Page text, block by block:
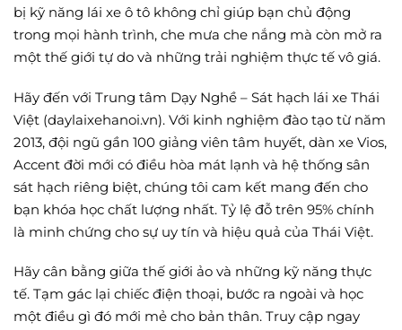
bị kỹ năng lái xe ô tô không chỉ giúp bạn chủ động
trong mọi hành trình, che mưa che nắng mà còn mở ra
một thế giới tự do và những trải nghiệm thực tế vô giá.
Hãy đến với Trung tâm Dạy Nghề – Sát hạch lái xe Thái
Việt (daylaixehanoi.vn). Với kinh nghiệm đào tạo từ năm
2013, đội ngũ gần 100 giảng viên tâm huyết, dàn xe Vios,
Accent đời mới có điều hòa mát lạnh và hệ thống sân
sát hạch riêng biệt, chúng tôi cam kết mang đến cho
bạn khóa học chất lượng nhất. Tỷ lệ đỗ trên 95% chính
là minh chứng cho sự uy tín và hiệu quả của Thái Việt.
Hãy cân bằng giữa thế giới ảo và những kỹ năng thực
tế. Tạm gác lại chiếc điện thoại, bước ra ngoài và học
một điều gì đó mới mẻ cho bản thân. Truy cập ngay